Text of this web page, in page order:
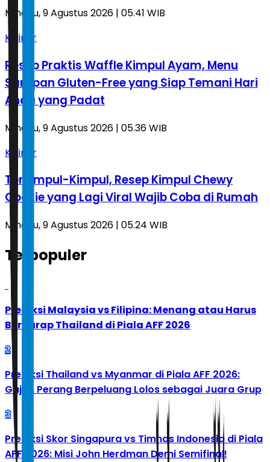
Minggu, 9 Agustus 2026 | 05.41 WIB
Kuliner
Resep Praktis Waffle Kimpul Ayam, Menu
Sarapan Gluten-Free yang Siap Temani Hari
Anda yang Padat
Minggu, 9 Agustus 2026 | 05.36 WIB
Kuliner
Terkimpul-Kimpul, Resep Kimpul Chewy
Cookie yang Lagi Viral Wajib Coba di Rumah
Minggu, 9 Agustus 2026 | 05.24 WIB
Terpopuler
Prediksi Malaysia vs Filipina: Menang atau Harus
Berharap Thailand di Piala AFF 2026
2
Prediksi Thailand vs Myanmar di Piala AFF 2026:
Gajah Perang Berpeluang Lolos sebagai Juara Grup
3
Prediksi Skor Singapura vs Timnas Indonesia di Piala
AFF 2026: Misi John Herdman Demi Semifinal!